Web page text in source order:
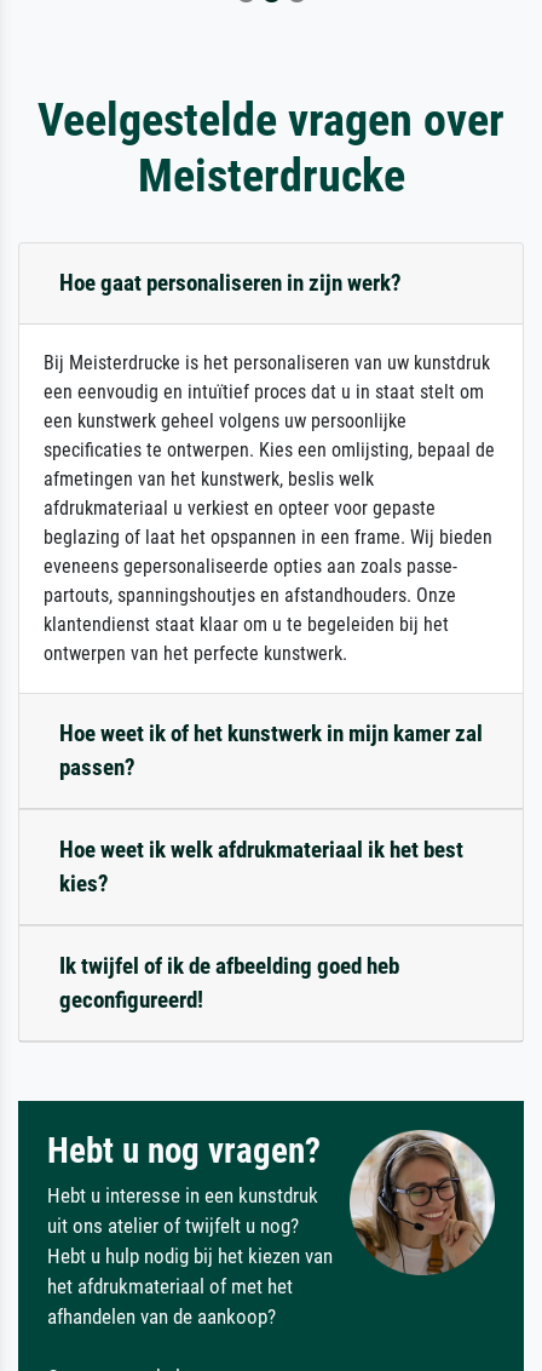
Veelgestelde vragen over
Meisterdrucke
Hoe gaat personaliseren in zijn werk?
Bij Meisterdrucke is het personaliseren van uw kunstdruk
een eenvoudig en intuïtief proces dat u in staat stelt om
een kunstwerk geheel volgens uw persoonlijke
specificaties te ontwerpen. Kies een omlijsting, bepaal de
afmetingen van het kunstwerk, beslis welk
afdrukmateriaal u verkiest en opteer voor gepaste
beglazing of laat het opspannen in een frame. Wij bieden
eveneens gepersonaliseerde opties aan zoals passe-
partouts, spanningshoutjes en afstandhouders. Onze
klantendienst staat klaar om u te begeleiden bij het
ontwerpen van het perfecte kunstwerk.
Hoe weet ik of het kunstwerk in mijn kamer zal
passen?
Hoe weet ik welk afdrukmateriaal ik het best
kies?
Ik twijfel of ik de afbeelding goed heb
geconfigureerd!
Hebt u nog vragen?
Hebt u interesse in een kunstdruk
uit ons atelier of twijfelt u nog?
Hebt u hulp nodig bij het kiezen van
het afdrukmateriaal of met het
afhandelen van de aankoop?